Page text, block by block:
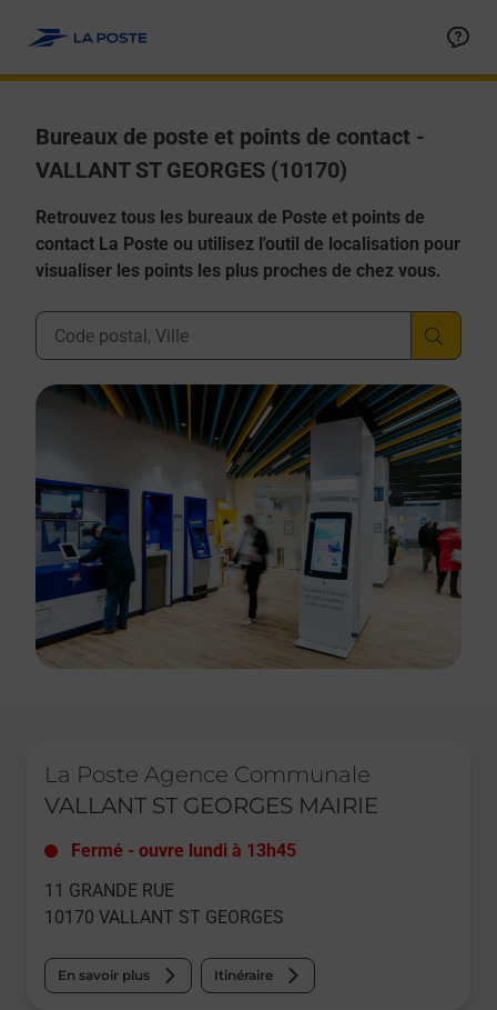
Bureaux de poste et points de contact -
VALLANT ST GEORGES (10170)
Retrouvez tous les bureaux de Poste et points de
contact La Poste ou utilisez l'outil de localisation pour
visualiser les points les plus proches de chez vous.
Ville, Département, Code Postal
La Poste Agence Communale
VALLANT ST GEORGES MAIRIE
Fermé - ouvre lundi à 13h45
11 GRANDE RUE
10170 VALLANT ST GEORGES
En savoir plus Itinéraire